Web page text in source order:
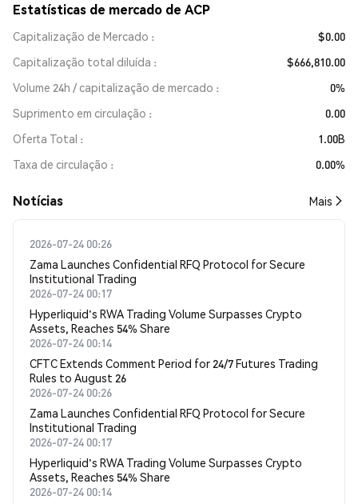
Estatísticas de mercado de ACP
Capitalização de Mercado
$0.00
Capitalização total diluída
$666,810.00
Volume 24h / capitalização de mercado
0%
Suprimento em circulação
0.00
Oferta Total
1.00B
Taxa de circulação
0.00%
​​Notícias​​ Mais
2026-07-24 00:26
Zama Launches Confidential RFQ Protocol for Secure
Institutional Trading
2026-07-24 00:17
Hyperliquid's RWA Trading Volume Surpasses Crypto
Assets, Reaches 54% Share
2026-07-24 00:14
CFTC Extends Comment Period for 24/7 Futures Trading
Rules to August 26
2026-07-24 00:26
Zama Launches Confidential RFQ Protocol for Secure
Institutional Trading
2026-07-24 00:17
Hyperliquid's RWA Trading Volume Surpasses Crypto
Assets, Reaches 54% Share
2026-07-24 00:14